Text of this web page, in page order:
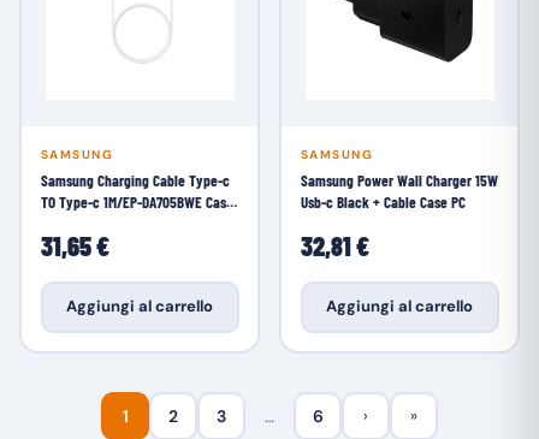
SAMSUNG
Samsung Charging Cable Type-c
TO Type-c 1M/EP-DA705BWE Case
31,65 €
Aggiungi al carrello
SAMSUNG
Samsung Power Wall Charger 15W
Usb-c Black + Cable Case PC
32,81 €
Aggiungi al carrello
1 2 3 … 6 › »